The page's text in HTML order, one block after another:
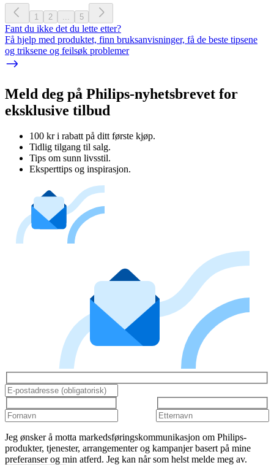
1 2 5
Fant du ikke det du lette etter?
Få hjelp med produktet, finn bruksanvisninger, få de beste tipsene
og triksene og feilsøk problemer
Meld deg på Philips-nyhetsbrevet for
eksklusive tilbud
100 kr i rabatt på ditt første kjøp.
Tidlig tilgang til salg.
Tips om sunn livsstil.
Eksperttips og inspirasjon.
Jeg ønsker å motta markedsføringskommunikasjon om Philips-
produkter, tjenester, arrangementer og kampanjer basert på mine
preferanser og min atferd. Jeg kan når som helst melde meg av.